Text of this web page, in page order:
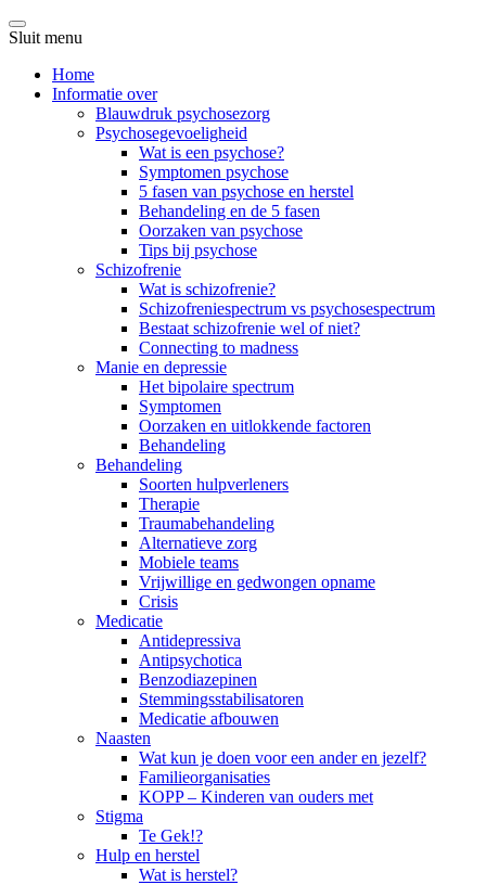
Sluit menu
Home
Informatie over
Blauwdruk psychosezorg
Psychosegevoeligheid
Wat is een psychose?
Symptomen psychose
5 fasen van psychose en herstel
Behandeling en de 5 fasen
Oorzaken van psychose
Tips bij psychose
Schizofrenie
Wat is schizofrenie?
Schizofreniespectrum vs psychosespectrum
Bestaat schizofrenie wel of niet?
Connecting to madness
Manie en depressie
Het bipolaire spectrum
Symptomen
Oorzaken en uitlokkende factoren
Behandeling
Behandeling
Soorten hulpverleners
Therapie
Traumabehandeling
Alternatieve zorg
Mobiele teams
Vrijwillige en gedwongen opname
Crisis
Medicatie
Antidepressiva
Antipsychotica
Benzodiazepinen
Stemmingsstabilisatoren
Medicatie afbouwen
Naasten
Wat kun je doen voor een ander en jezelf?
Familieorganisaties
KOPP – Kinderen van ouders met
Stigma
Te Gek!?
Hulp en herstel
Wat is herstel?